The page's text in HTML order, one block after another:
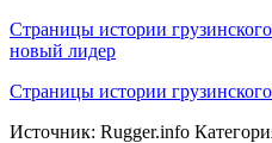
Страницы истории
новый лидер
Страницы истории
Источник: Rugger.info